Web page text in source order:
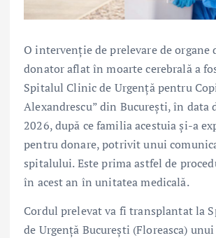
O intervenție de prelevare de organe
donator aflat în moarte cerebrală a
Spitalul Clinic de Urgență pentru
Alexandrescu” din București, în data
2026, după ce familia acestuia și-a
pentru donare, potrivit unui
spitalului. Este prima astfel de
în acest an în unitatea medicală.
Cordul prelevat va fi transplantat la
de Urgență București (Floreasca)